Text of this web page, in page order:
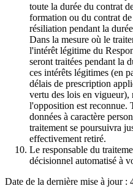
toute la durée du contrat
formation ou du contrat
résiliation pendant la
Dans la mesure où le
l'intérêt légitime du
seront traitées pendant la
ces intérêts légitimes (en
délais de prescription
vertu des lois en vigueur),
l'opposition est reconnue.
données à caractère
traitement se poursuivra
effectivement retiré.
Le responsable du
décisionnel automatisé à
Date de la dernière mise à jour :